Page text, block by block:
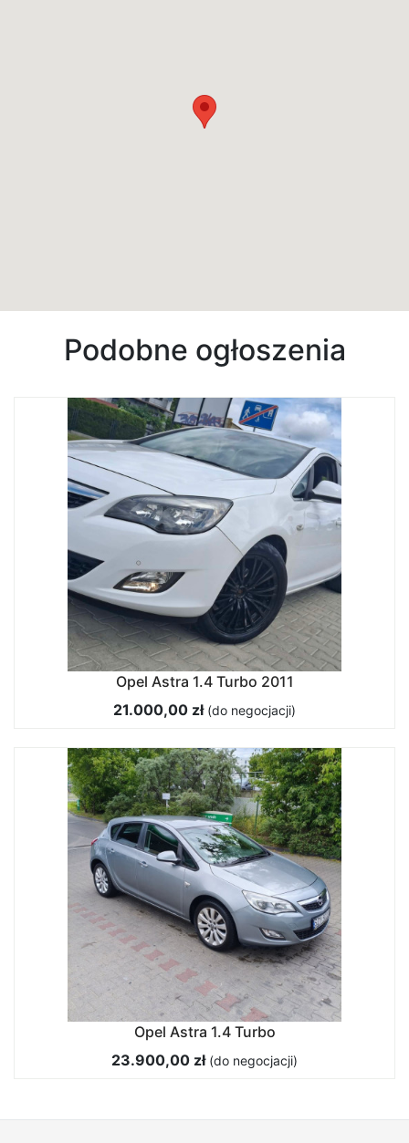
Podobne ogłoszenia
Opel Astra 1.4 Turbo 2011
21.000,00 zł (do negocjacji)
Opel Astra 1.4 Turbo
23.900,00 zł (do negocjacji)